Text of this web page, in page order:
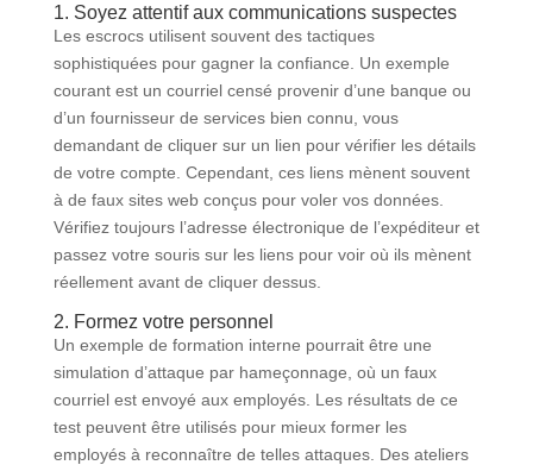
1. Soyez attentif aux communications suspectes
Les escrocs utilisent souvent des tactiques
sophistiquées pour gagner la confiance. Un exemple
courant est un courriel censé provenir d’une banque ou
d’un fournisseur de services bien connu, vous
demandant de cliquer sur un lien pour vérifier les détails
de votre compte. Cependant, ces liens mènent souvent
à de faux sites web conçus pour voler vos données.
Vérifiez toujours l’adresse électronique de l’expéditeur et
passez votre souris sur les liens pour voir où ils mènent
réellement avant de cliquer dessus.
2. Formez votre personnel
Un exemple de formation interne pourrait être une
simulation d’attaque par hameçonnage, où un faux
courriel est envoyé aux employés. Les résultats de ce
test peuvent être utilisés pour mieux former les
employés à reconnaître de telles attaques. Des ateliers